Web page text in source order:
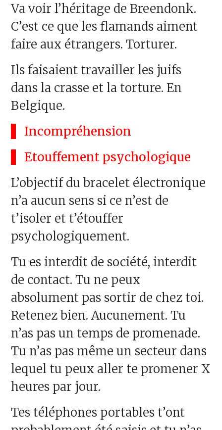
Va voir l’héritage de Breendonk.
C’est ce que les flamands aiment
faire aux étrangers. Torturer.
Ils faisaient travailler les juifs
dans la crasse et la torture. En
Belgique.
Incompréhension
Etouffement psychologique
L’objectif du bracelet électronique
n’a aucun sens si ce n’est de
t’isoler et t’étouffer
psychologiquement.
Tu es interdit de société, interdit
de contact. Tu ne peux
absolument pas sortir de chez toi.
Retenez bien. Aucunement. Tu
n’as pas un temps de promenade.
Tu n’as pas même un secteur dans
lequel tu peux aller te promener X
heures par jour.
Tes téléphones portables t’ont